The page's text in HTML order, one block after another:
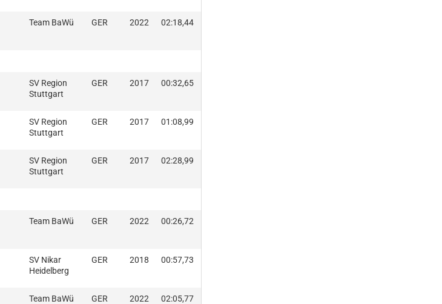
Team BaWü GER 2022 02:18,44
SV Region
Stuttgart
GER 2017 00:32,65
SV Region
Stuttgart
GER 2017 01:08,99
SV Region
Stuttgart
GER 2017 02:28,99
Team BaWü GER 2022 00:26,72
SV Nikar
Heidelberg
GER 2018 00:57,73
Team BaWü GER 2022 02:05,77